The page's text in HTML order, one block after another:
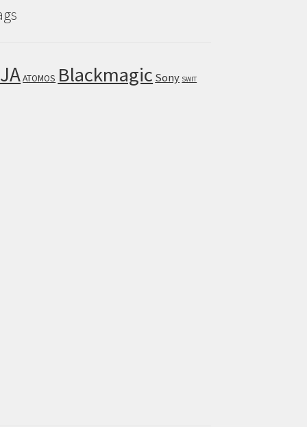
ATOMOS Blackmagic Sony SWIT